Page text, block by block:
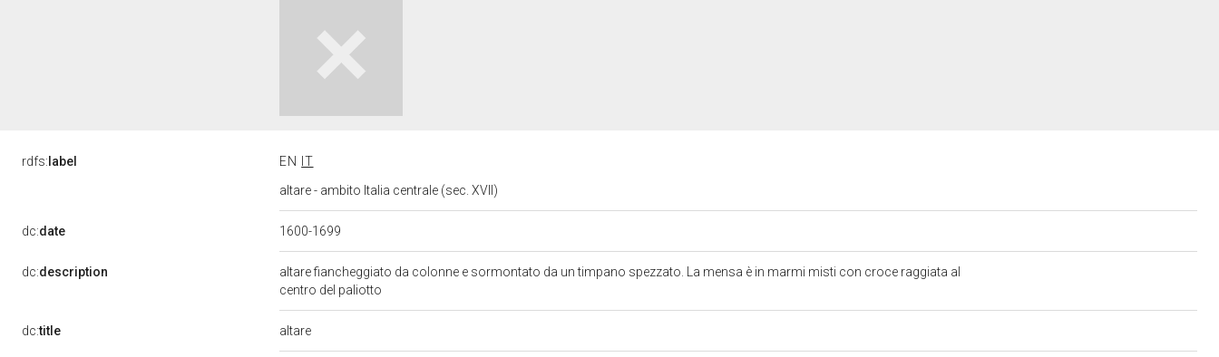
rdfs: label EN
IT
altare - ambito Italia centrale (sec. XVII)
dc:date 1600-1699
dc:description
altare fiancheggiato da colonne e sormontato da un timpano spezzato. La mensa è in marmi misti con croce raggiata al
centro del paliotto
dc:title altare